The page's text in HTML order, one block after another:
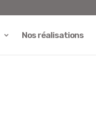
Nos réalisations